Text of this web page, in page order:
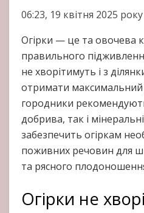
06:23, 19 квітня 2025 року
Огірки — це та овочева
правильного
не хворітимуть і з
отримати максимальний
городники
добрива, так і
забезпечить огіркам
поживних речовин для
та рясного
Огірки не